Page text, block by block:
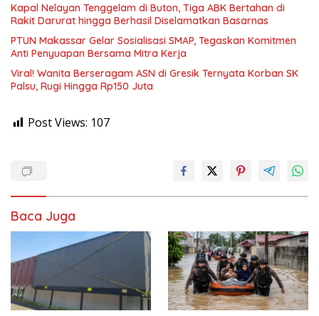
Kapal Nelayan Tenggelam di Buton, Tiga ABK Bertahan di
Rakit Darurat hingga Berhasil Diselamatkan Basarnas
PTUN Makassar Gelar Sosialisasi SMAP, Tegaskan Komitmen
Anti Penyuapan Bersama Mitra Kerja
Viral! Wanita Berseragam ASN di Gresik Ternyata Korban SK
Palsu, Rugi Hingga Rp150 Juta
Post Views: 107
Baca Juga